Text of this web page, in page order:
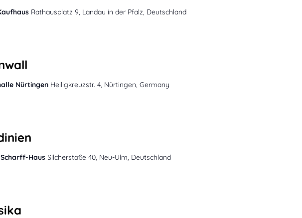
Rathausplatz 9, Landau in der Pfalz, Deutschland
Nürtingen Heiligkreuzstr. 4, Nürtingen, Germany
Haus Silcherstaße 40, Neu-Ulm, Deutschland